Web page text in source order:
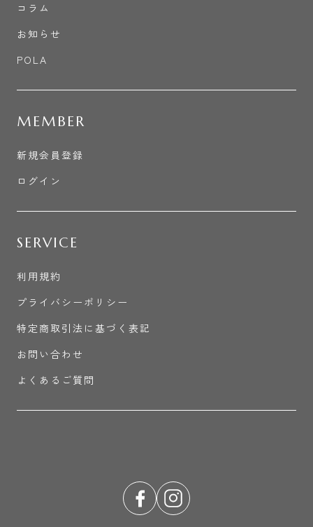
コラム
お知らせ
POLA
MEMBER
新規会員登録
ログイン
SERVICE
利用規約
プライバシーポリシー
特定商取引法に基づく表記
お問い合わせ
よくあるご質問